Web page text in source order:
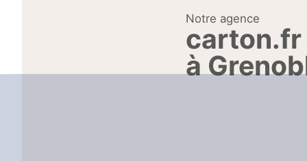
Notre agence
carton.fr
à